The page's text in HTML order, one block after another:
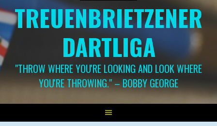
TREUENBRIETZENER
DARTLIGA
"THROW WHERE YOU'RE LOOKING AND LOOK WHERE
YOU'RE THROWING." – BOBBY GEORGE